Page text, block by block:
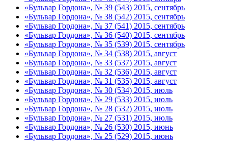
«Бульвар Гордона», № 39 (543) 2015, сентябрь
«Бульвар Гордона», № 38 (542) 2015, сентябрь
«Бульвар Гордона», № 37 (541) 2015, сентябрь
«Бульвар Гордона», № 36 (540) 2015, сентябрь
«Бульвар Гордона», № 35 (539) 2015, сентябрь
«Бульвар Гордона», № 34 (538) 2015, август
«Бульвар Гордона», № 33 (537) 2015, август
«Бульвар Гордона», № 32 (536) 2015, август
«Бульвар Гордона», № 31 (535) 2015, август
«Бульвар Гордона», № 30 (534) 2015, июль
«Бульвар Гордона», № 29 (533) 2015, июль
«Бульвар Гордона», № 28 (532) 2015, июль
«Бульвар Гордона», № 27 (531) 2015, июль
«Бульвар Гордона», № 26 (530) 2015, июнь
«Бульвар Гордона», № 25 (529) 2015, июнь